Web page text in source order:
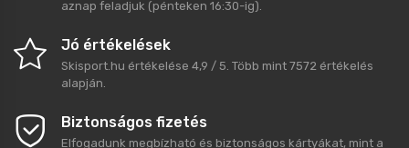
aznap feladjuk (pénteken 16:30-ig).
Jó értékelések
Skisport.hu értékelése 4,9 / 5. Több mint 7572 értékelés
alapján.
Biztonságos fizetés
Elfogadunk megbízható és biztonságos kártyákat, mint a